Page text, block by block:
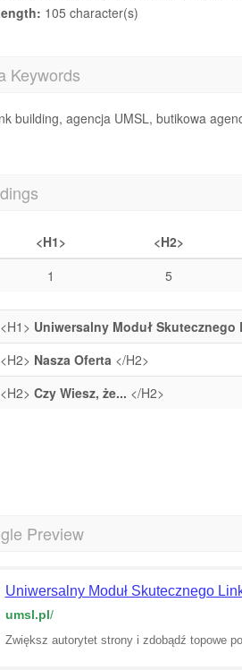
105 character(s)
Keywords
building, agencja UMSL, butikowa
<H1> <H2>
1
5
<H1> Uniwersalny Moduł Skutecznego
<H2> Nasza Oferta </H2>
<H2> Czy Wiesz, że... </H2>
Preview
Uniwersalny Moduł Skutecznego
umsl.pl/
Zwiększ autorytet strony i zdobądź topowe